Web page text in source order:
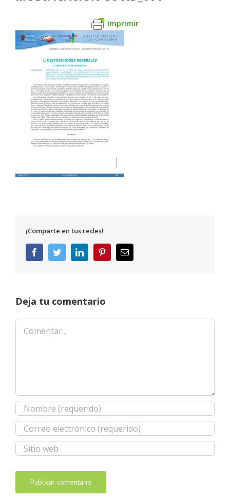
Imprimir
¡Comparte en tus redes!
FacebookTwitterLinkedInPinterestCorreo
electrónico
Deja tu comentario
Comentar